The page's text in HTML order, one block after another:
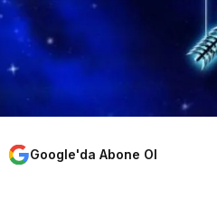
Google'da Abone Ol